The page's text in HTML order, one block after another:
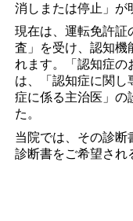
消しまたは停止」が
現在は、運転免許証
査」を受け、認知機
れます。「認知症の
は、「認知症に関し
症に係る主治医」の
た。
当院では、その診断
診断書をご希望され